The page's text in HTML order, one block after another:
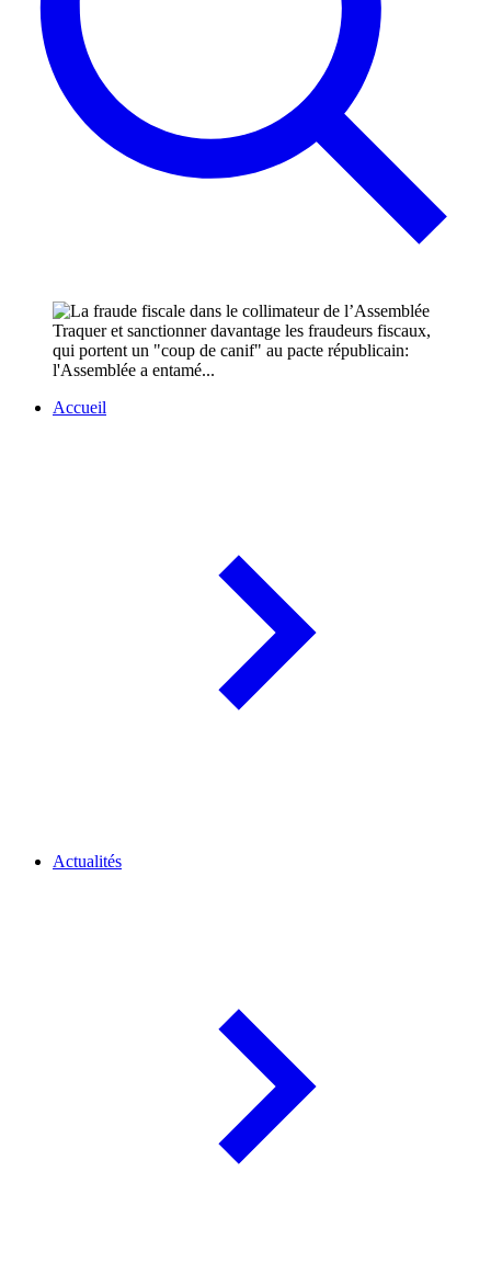
Traquer et sanctionner davantage les fraudeurs fiscaux,
qui portent un "coup de canif" au pacte républicain:
l'Assemblée a entamé...
Accueil
Actualités